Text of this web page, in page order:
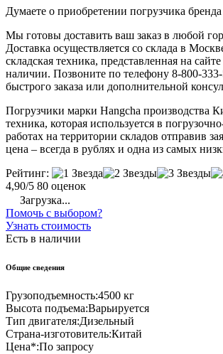
Думаете о приобретении погрузчика
Мы готовы доставить ваш заказ в любой
Доставка осуществляется со склада в
складская техника, представленная на сайте
наличии. Позвоните по телефону 8-800-
быстрого заказа или дополнительной
Погрузчики марки Hangcha производства
техника, которая используется в
работах на территории складов отправив
цена – всегда в рублях и одна из самых
Рейтинг:
4,90/5 80 оценок
Загрузка...
Помочь с выбором?
Узнать стоимость
Есть в наличии
Общие сведения
Грузоподъемность:4500 кг
Высота подъема:Варьируется
Тип двигателя:Дизельный
Страна-изготовитель:Китай
Цена*:По запросу